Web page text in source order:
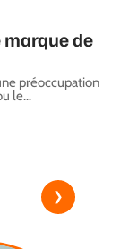
de
préoccupation
le…